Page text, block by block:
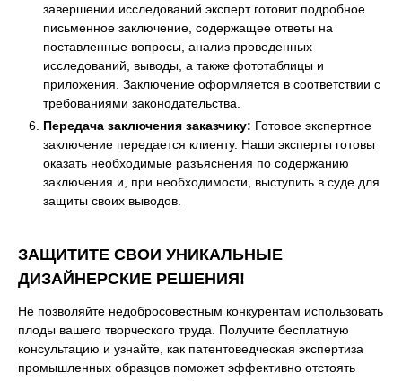
завершении исследований эксперт готовит подробное
письменное заключение, содержащее ответы на
поставленные вопросы, анализ проведенных
исследований, выводы, а также фототаблицы и
приложения. Заключение оформляется в соответствии с
требованиями законодательства.
Передача заключения заказчику: Готовое экспертное
заключение передается клиенту. Наши эксперты готовы
оказать необходимые разъяснения по содержанию
заключения и, при необходимости, выступить в суде для
защиты своих выводов.
ЗАЩИТИТЕ СВОИ УНИКАЛЬНЫЕ
ДИЗАЙНЕРСКИЕ РЕШЕНИЯ!
Не позволяйте недобросовестным конкурентам использовать
плоды вашего творческого труда. Получите бесплатную
консультацию и узнайте, как патентоведческая экспертиза
промышленных образцов поможет эффективно отстоять